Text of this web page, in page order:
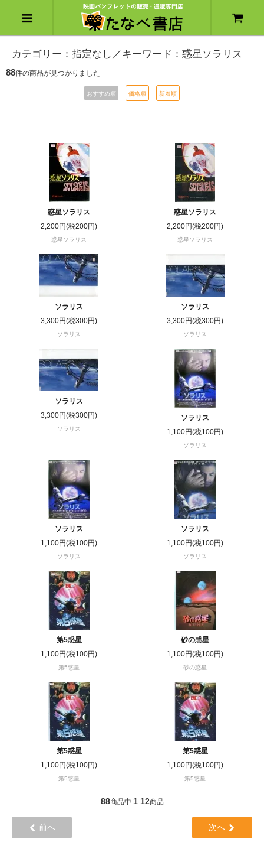
カテゴリー：指定なし／キーワード：惑星ソラリス
88件の商品が見つかりました
おすすめ順 価格順 新着順
惑星ソラリス
2,200円(税200円)
惑星ソラリス
惑星ソラリス
2,200円(税200円)
惑星ソラリス
ソラリス
3,300円(税300円)
ソラリス
ソラリス
3,300円(税300円)
ソラリス
ソラリス
3,300円(税300円)
ソラリス
ソラリス
1,100円(税100円)
ソラリス
ソラリス
1,100円(税100円)
ソラリス
ソラリス
1,100円(税100円)
ソラリス
第5惑星
1,100円(税100円)
第5惑星
砂の惑星
1,100円(税100円)
砂の惑星
第5惑星
1,100円(税100円)
第5惑星
第5惑星
1,100円(税100円)
第5惑星
88商品中 1-12商品
前へ 次へ